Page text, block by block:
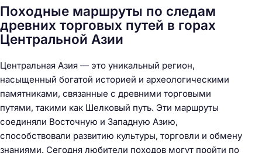
Походные маршруты по следам
древних торговых путей в горах
Центральной Азии
Центральная Азия — это уникальный регион,
насыщенный богатой историей и археологическими
памятниками, связанные с древними торговыми
путями, такими как Шелковый путь. Эти маршруты
соединяли Восточную и Западную Азию,
способствовали развитию культуры, торговли и обмену
знаниями. Сегодня любители походов могут пройти по